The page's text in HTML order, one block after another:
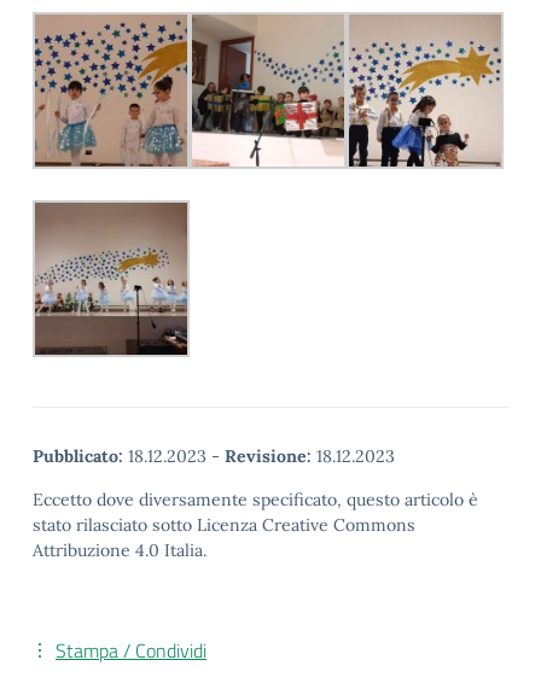
Pubblicato: 18.12.2023 - Revisione: 18.12.2023
Eccetto dove diversamente specificato, questo articolo è
stato rilasciato sotto Licenza Creative Commons
Attribuzione 4.0 Italia.
Stampa / Condividi